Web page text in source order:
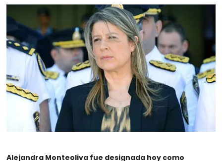
Alejandra Monteoliva fue designada hoy como